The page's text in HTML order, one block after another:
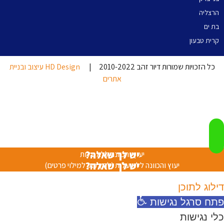
הרצליה
בת ים
קרית טבעון
כל הזכויות שמורות דיור זהב 2010-2022 |
HD Design עיצוב ובניית
אתרים
יש לך שאלה?
יעוץ והכוונה ללא עלות
יש לך שאלה?
יעוץ והכוונה ללא עלות (לחץ כאן למילוי פרטים)
דילוג לתוכן
פתח סרגל נגישות
כלי נגישות